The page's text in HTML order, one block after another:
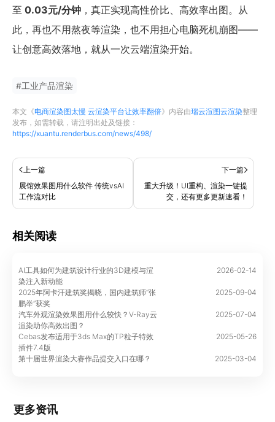
至 0.03元/分钟 ，真正实现高性价比、高效率出图。从
此，再也不用熬夜等渲染，也不用担心电脑死机崩图——
让创意高效落地，就从一次云端渲染开始。
#工业产品渲染
本文《电商渲染图太慢 云渲染平台让效率翻倍》内容由瑞云渲图云渲染整理
发布，如需转载，请注明出处及链接：
https://xuantu.renderbus.com/news/498/
上一篇
展馆效果图用什么软件 传统vsAI
工作流对比
下一篇
重大升级！UI重构、渲染一键提
交，还有更多更新速看！
相关阅读
AI工具如何为建筑设计行业的3D建模与渲
染注入新动能
2026-02-14
2025年阿卡汗建筑奖揭晓，国内建筑师“张
鹏举”获奖
2025-09-04
汽车外观渲染效果图用什么较快？V-Ray云
渲染助你高效出图？
2025-07-04
Cebas发布适用于3ds Max的TP粒子特效
插件7.4版
2025-05-26
第十届世界渲染大赛作品提交入口在哪？ 2025-03-04
更多资讯